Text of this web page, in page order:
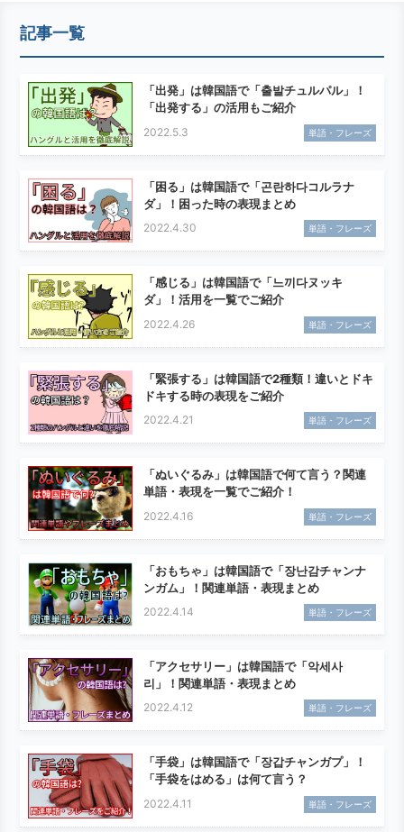
記事一覧
「出発」は韓国語で「출발チュルパル」！
「出発する」の活用もご紹介
2022.5.3 単語・フレーズ
「困る」は韓国語で「곤란하다コルラナ
ダ」！困った時の表現まとめ
2022.4.30 単語・フレーズ
「感じる」は韓国語で「느끼다ヌッキ
ダ」！活用を一覧でご紹介
2022.4.26 単語・フレーズ
「緊張する」は韓国語で2種類！違いとドキ
ドキする時の表現をご紹介
2022.4.21 単語・フレーズ
「ぬいぐるみ」は韓国語で何て言う？関連
単語・表現を一覧でご紹介！
2022.4.16 単語・フレーズ
「おもちゃ」は韓国語で「장난감チャンナ
ンガム」！関連単語・表現まとめ
2022.4.14 単語・フレーズ
「アクセサリー」は韓国語で「악세사
리」！関連単語・表現まとめ
2022.4.12 単語・フレーズ
「手袋」は韓国語で「장갑チャンガプ」！
「手袋をはめる」は何て言う？
2022.4.11 単語・フレーズ